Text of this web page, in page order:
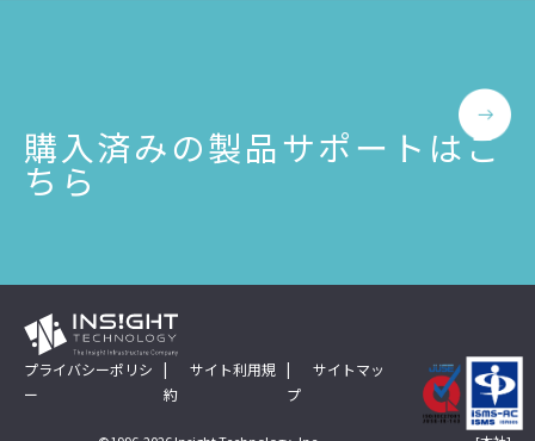
購入済みの製品サポートはこ
ちら
プライバシーポリシ
ー
サイト利用規
約
サイトマッ
プ